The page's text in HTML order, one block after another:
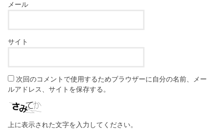
メール
サイト
次回のコメントで使用するためブラウザーに自分の名前、メー
ルアドレス、サイトを保存する。
上に表示された文字を入力してください。